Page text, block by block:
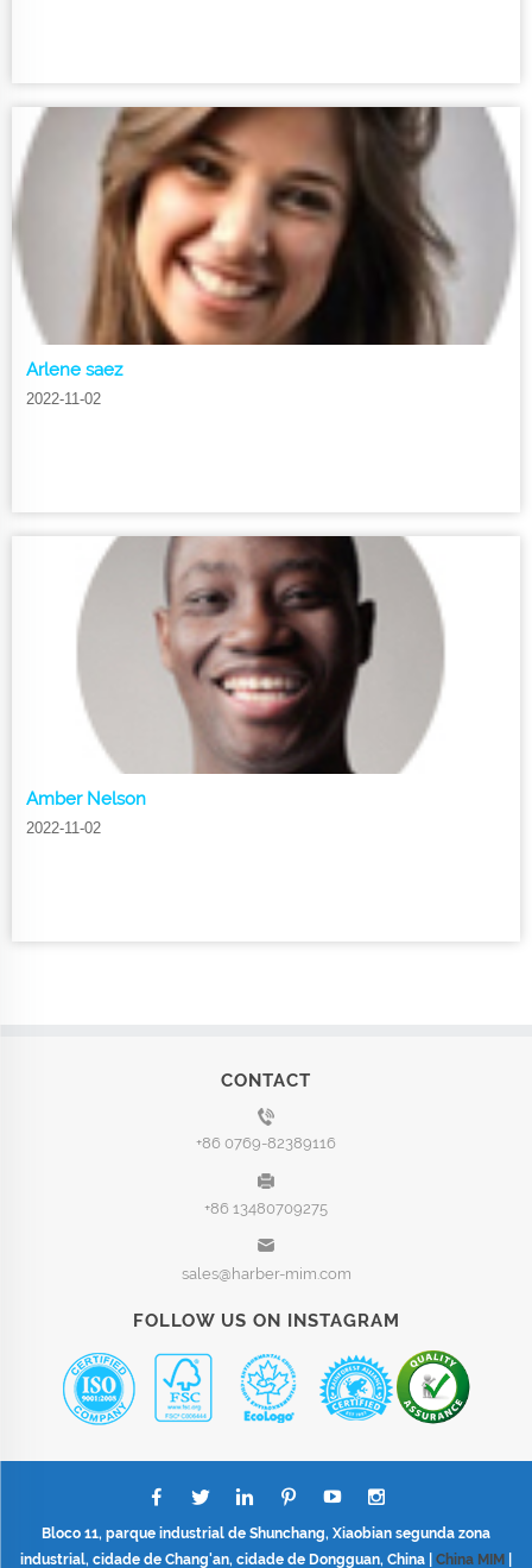
Arlene saez
2022-11-02
Amber Nelson
2022-11-02
CONTACT
+86 0769-82389116
+86 13480709275
sales@harber-mim.com
FOLLOW US ON INSTAGRAM
Bloco 11, parque industrial de Shunchang, Xiaobian segunda zona
industrial, cidade de Chang'an, cidade de Dongguan, China | China MIM